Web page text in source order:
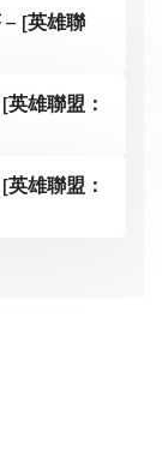
– [英雄聯
雄聯盟：
雄聯盟：